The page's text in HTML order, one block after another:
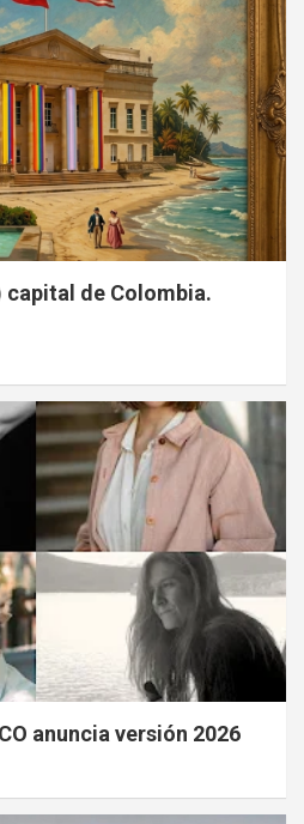
capital de Colombia.
anuncia versión 2026